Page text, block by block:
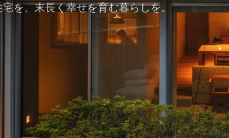
を、末長く幸せを育む暮らしを。